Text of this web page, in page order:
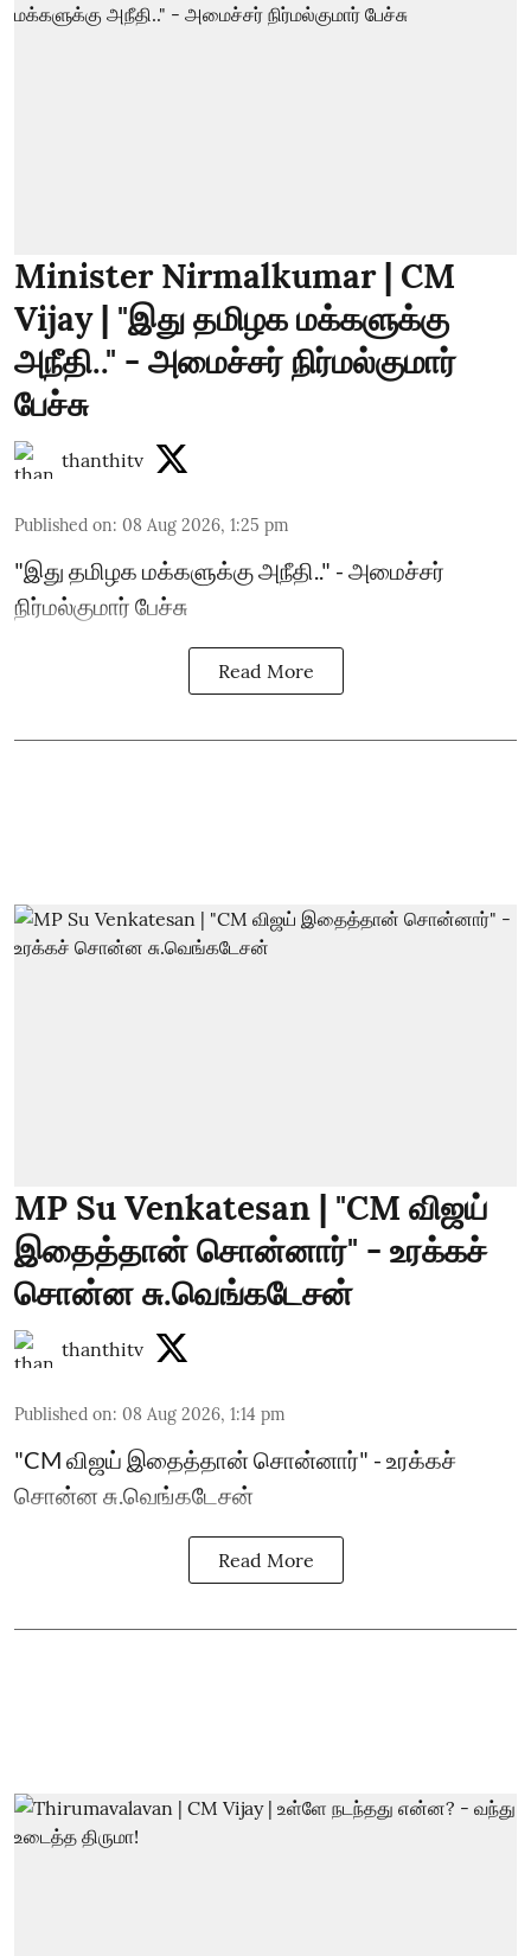
Minister Nirmalkumar | CM
Vijay | "இது தமிழக மக்களுக்கு
அநீதி.." - அமைச்சர் நிர்மல்குமார்
பேச்சு
thanthitv
Published on: 08 Aug 2026, 1:25 pm
"இது தமிழக மக்களுக்கு அநீதி.." - அமைச்சர்
நிர்மல்குமார் பேச்சு
Read More
MP Su Venkatesan | "CM விஜய்
இதைத்தான் சொன்னார்" - உரக்கச்
சொன்ன சு.வெங்கடேசன்
thanthitv
Published on: 08 Aug 2026, 1:14 pm
"CM விஜய் இதைத்தான் சொன்னார்" - உரக்கச்
சொன்ன சு.வெங்கடேசன்
Read More